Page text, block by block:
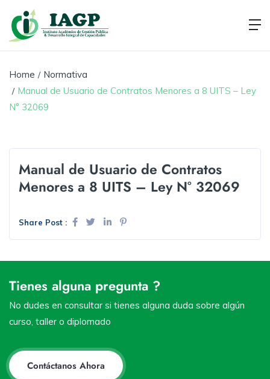
Home
Normativa
Manual de Usuario de Contratos Menores a 8 UITS – Ley
N° 32069
Manual de Usuario de Contratos
Menores a 8 UITS – Ley N° 32069
Share Post :
Tienes alguna pregunta ?
No dudes en consultar si tienes alguna duda sobre algún
curso, taller o diplomado
Contáctanos Ahora